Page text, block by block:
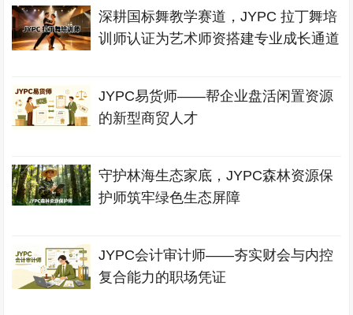
深耕国标舞教学赛道，JYPC 拉丁舞培
训师认证为艺术师资搭建专业成长通道
JYPC易货师——帮企业盘活闲置资源
的新型商贸人才
守护林海生态家底，JYPC森林资源保
护师筑牢绿色生态屏障
JYPC会计审计师——夯实财会与内控
复合能力的职场凭证